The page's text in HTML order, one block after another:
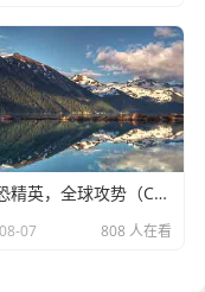
在反恐精英，全球攻势（CS:GO）中摆摊的秘诀
07 808 人在看